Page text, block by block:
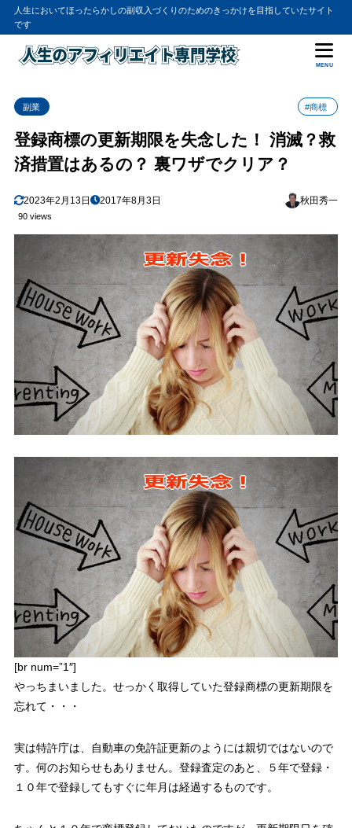
人生においてほったらかしの副収入づくりのためのきっかけを目指していたサイト
です
MENU
副業 #商標
登録商標の更新期限を失念した！ 消滅？救
済措置はあるの？ 裏ワザでクリア？
2023年2月13日 2017年8月3日 秋田秀一
90 views
[br num=”1″]
やっちまいました。せっかく取得していた登録商標の更新期限を
忘れて・・・
実は特許庁は、自動車の免許証更新のようには親切ではないので
す。何のお知らせもありません。登録査定のあと、５年で登録・
１０年で登録してもすぐに年月は経過するものです。